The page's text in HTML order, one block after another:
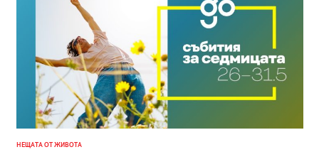
НЕЩАТА ОТ ЖИВОТА